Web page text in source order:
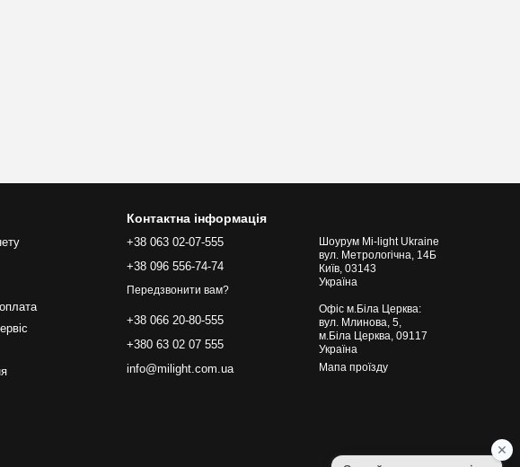
Контактна інформація
+38 063 02-07-555
+38 096 556-74-74
Передзвонити вам?
+38 066 20-80-555
+380 63 02 07 555
info@milight.com.ua
Шоурум Mi-light Ukraine
вул. Метрологічна, 14Б
Київ, 03143
Україна
Офіс м.Біла Церква:
вул. Млинова, 5,
м.Біла Церква, 09117
Україна
Мапа проїзду